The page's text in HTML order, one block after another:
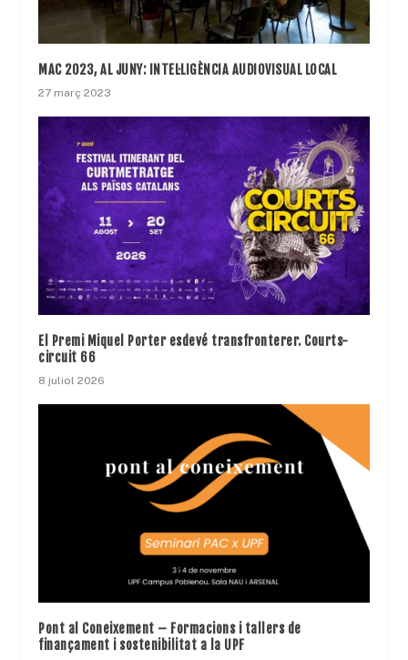
MAC 2023, AL JUNY: INTEL·LIGÈNCIA AUDIOVISUAL LOCAL
27 març 2023
El Premi Miquel Porter esdevé transfronterer. Courts-
circuit 66
8 juliol 2026
Pont al Coneixement – Formacions i tallers de
finançament i sostenibilitat a la UPF